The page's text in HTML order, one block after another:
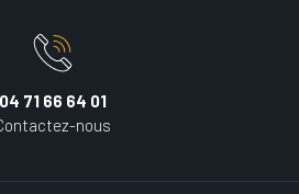
04 71 66 64 01
nous